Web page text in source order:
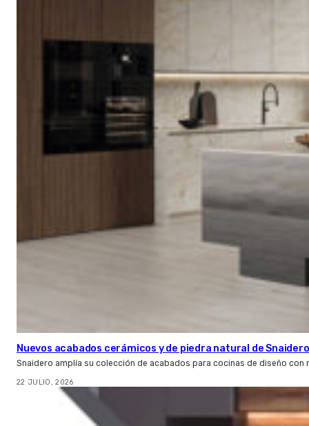
Nuevos acabados cerámicos y de piedra natural de Snaidero
Snaidero amplía su colección de acabados para cocinas de diseño
22 JULIO, 2026